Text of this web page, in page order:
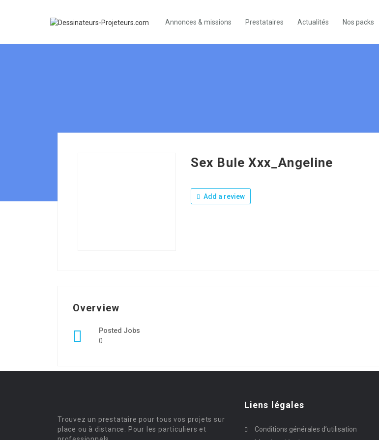
Annonces & missions Prestataires Actualités Nos packs
Sex Bule Xxx_Angeline
Add a review
Overview
Posted Jobs
0
Trouvez un prestataire pour tous vos projets sur
place ou à distance. Pour les particuliers et
Liens légales
Conditions générales d’utilisation